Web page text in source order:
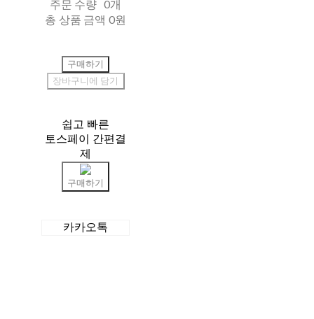
주문 수량 0개
총 상품 금액 0원
구매하기
장바구니에 담기
쉽고 빠른
토스페이 간편결
제
구매하기
카카오톡